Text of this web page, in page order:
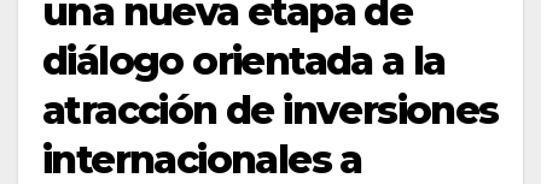
una nueva etapa de
diálogo orientada a la
atracción de inversiones
internacionales a